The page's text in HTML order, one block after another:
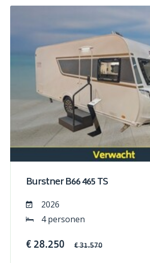
Burstner B66 465 TS
2026
4 personen
€ 28.250 € 31.570